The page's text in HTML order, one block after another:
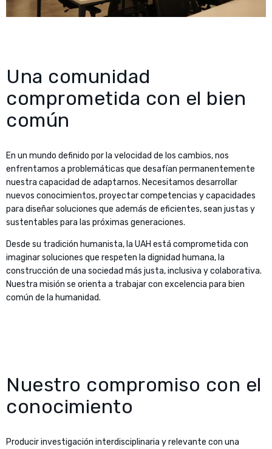
Una comunidad
comprometida con el bien
común
En un mundo definido por la velocidad de los cambios, nos
enfrentamos a problemáticas que desafían permanentemente
nuestra capacidad de adaptarnos. Necesitamos desarrollar
nuevos conocimientos, proyectar competencias y capacidades
para diseñar soluciones que además de eficientes, sean justas y
sustentables para las próximas generaciones.
Desde su tradición humanista, la UAH está comprometida con
imaginar soluciones que respeten la dignidad humana, la
construcción de una sociedad más justa, inclusiva y colaborativa.
Nuestra misión se orienta a trabajar con excelencia para bien
común de la humanidad.
Nuestro compromiso con el
conocimiento
Producir investigación interdisciplinaria y relevante con una